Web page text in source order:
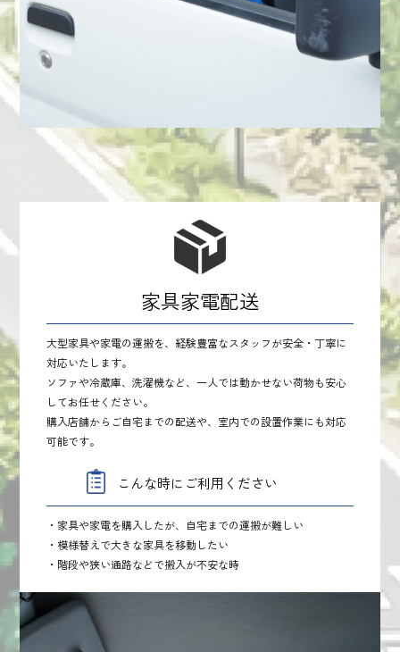
家具家電配送
大型家具や家電の運搬を、経験豊富なスタッフが安全・丁寧に
対応いたします。
ソファや冷蔵庫、洗濯機など、一人では動かせない荷物も安心
してお任せください。
購入店舗からご自宅までの配送や、室内での設置作業にも対応
可能です。
こんな時にご利用ください
・家具や家電を購入したが、自宅までの運搬が難しい
・模様替えで大きな家具を移動したい
・階段や狭い通路などで搬入が不安な時